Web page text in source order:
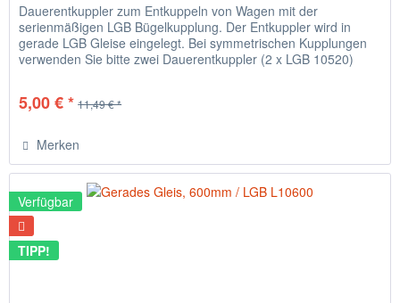
Dauerentkuppler zum Entkuppeln von Wagen mit der
serienmäßigen LGB Bügelkupplung. Der Entkuppler wird in
gerade LGB Gleise eingelegt. Bei symmetrischen Kupplungen
verwenden Sie bitte zwei Dauerentkuppler (2 x LGB 10520)
5,00 € * 11,49 € *
Merken
Verfügbar
TIPP!